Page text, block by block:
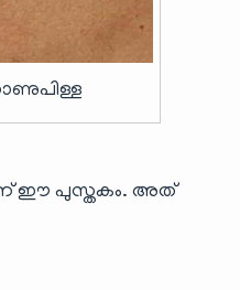
ഈ പുസ്തകം. അത്